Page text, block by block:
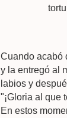
Cuando acabó
y la entregó al
labios y
"¡Gloria al que
En estos